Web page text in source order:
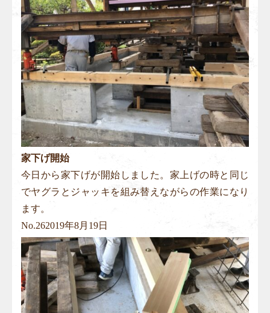
家下げ開始
今日から家下げが開始しました。家上げの時と同じ
でヤグラとジャッキを組み替えながらの作業になり
ます。
No.262019年8月19日